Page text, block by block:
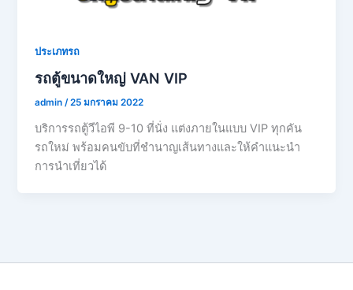
ประเภทรถ
รถตู้ขนาดใหญ่ VAN VIP
admin/25 มกราคม 2022
บริการรถตู้วีไอพี 9-10 ที่นั่ง แต่งภายในแบบ VIP ทุกคัน
รถใหม่ พร้อมคนขับที่ชำนาญเส้นทางและให้คำแนะนำ
การนำเที่ยวได้